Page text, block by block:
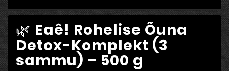
🌿 Eaê! Rohelise Õuna
Detox-Komplekt (3
sammu) – 500 g